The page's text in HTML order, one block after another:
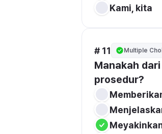
Kami, kita
# 11 Multiple
Manakah
prosedur?